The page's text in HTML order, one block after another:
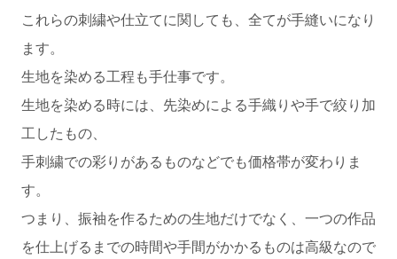
これらの刺繍や仕立てに関しても、全てが手縫いになり
ます。
生地を染める工程も手仕事です。
生地を染める時には、先染めによる手織りや手で絞り加
工したもの、
手刺繍での彩りがあるものなどでも価格帯が変わりま
す。
つまり、振袖を作るための生地だけでなく、一つの作品
を仕上げるまでの時間や手間がかかるものは高級なので